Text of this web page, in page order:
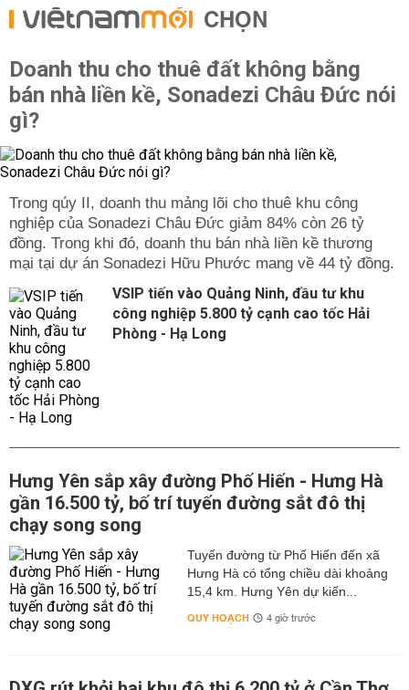
CHỌN
Doanh thu cho thuê đất không bằng
bán nhà liền kề, Sonadezi Châu Đức nói
gì?
Trong qúy II, doanh thu mảng lõi cho thuê khu công
nghiệp của Sonadezi Châu Đức giảm 84% còn 26 tỷ
đồng. Trong khi đó, doanh thu bán nhà liền kề thương
mại tại dự án Sonadezi Hữu Phước mang về 44 tỷ đồng.
VSIP tiến vào Quảng Ninh, đầu tư khu
công nghiệp 5.800 tỷ cạnh cao tốc Hải
Phòng - Hạ Long
Hưng Yên sắp xây đường Phố Hiến - Hưng Hà
gần 16.500 tỷ, bố trí tuyến đường sắt đô thị
chạy song song
Tuyến đường từ Phố Hiến đến xã
Hưng Hà có tổng chiều dài khoảng
15,4 km. Hưng Yên dự kiến...
QUY HOẠCH 4 giờ trước